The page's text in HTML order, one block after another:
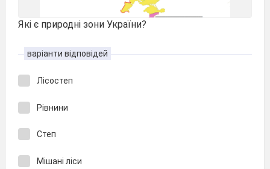
Які є природні зони України?
варіанти відповідей
Лісостеп
Рівнини
Степ
Мішані ліси